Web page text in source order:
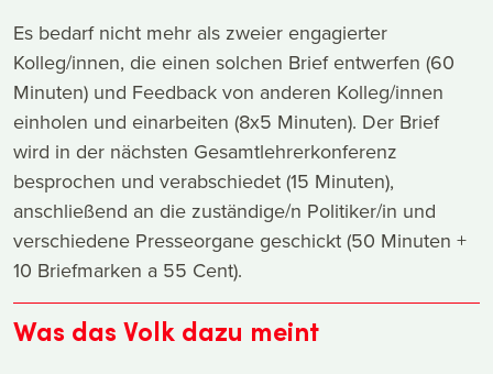
Es bedarf nicht mehr als zweier engagierter
Kolleg/innen, die einen solchen Brief entwerfen (60
Minuten) und Feedback von anderen Kolleg/innen
einholen und einarbeiten (8x5 Minuten). Der Brief
wird in der nächsten Gesamtlehrerkonferenz
besprochen und verabschiedet (15 Minuten),
anschließend an die zuständige/n Politiker/in und
verschiedene Presseorgane geschickt (50 Minuten +
10 Briefmarken a 55 Cent).
Was das Volk dazu meint